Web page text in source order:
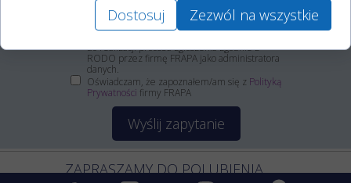
Wyrażam zgodę na przetwarzanie moich
do realizacji procesu zgłoszenia zgodnie z
RODO przez firmę FRAPA jako administratora
danych.
Oświadczam, że zapoznałem/am się z Polityką
Prywatności firmy FRAPA
Wyślij zapytanie
ZAPRASZAMY DO POLUBIENIA
Dostosuj Zezwól na wszystkie